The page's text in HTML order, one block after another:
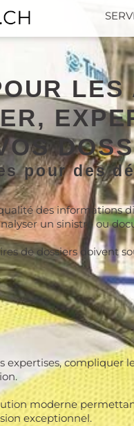
LES
pour des
des informations
un sinistre ou
de dossiers doivent
expertises, compliquer
moderne
exceptionnel.